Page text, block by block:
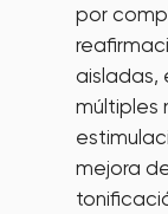
por
aisladas,
múltiples
mejora